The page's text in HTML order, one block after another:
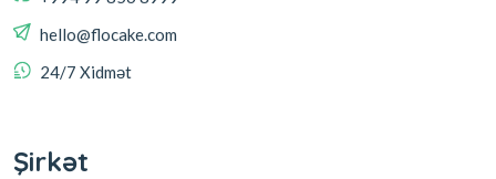
hello@flocake.com
24/7 Xidmət
Şirkət